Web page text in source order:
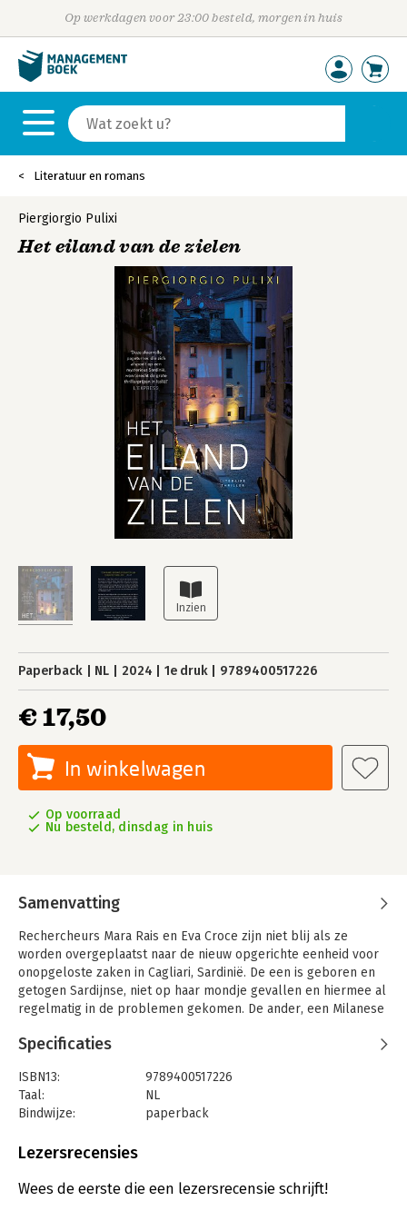
Op werkdagen voor 23:00 besteld, morgen in huis
Literatuur en romans
Piergiorgio Pulixi
Het eiland van de zielen
Paperback NL 2024 1e druk 9789400517226
€ 17,50
In winkelwagen
Op voorraad
Nu besteld, dinsdag in huis
Samenvatting
Rechercheurs Mara Rais en Eva Croce zijn niet blij als ze
worden overgeplaatst naar de nieuw opgerichte eenheid voor
onopgeloste zaken in Cagliari, Sardinië. De een is geboren en
getogen Sardijnse, niet op haar mondje gevallen en hiermee al
regelmatig in de problemen gekomen. De ander, een Milanese
uitdagingen en werd in Milaan geschorst.
Het kantoor: een stoffige kelder vol oude dossiers. Aan de
zijde van de twee rechercheurs: de terminaal zieke inspecteur
Moreno Barrali. Zijn laatste wens is om een oude zaak op te
werden twee vrouwen op brute wijze vermoord in de buurt van
Maar zijn superieuren geloven niet in zijn theorie. Het team is
Specificaties
ISBN13:
9789400517226
Taal:
NL
Bindwijze:
paperback
Uitgever:
Verschijningsdatum:
14-5-2024
Lezersrecensies
Wees de eerste die een lezersrecensie schrijft!